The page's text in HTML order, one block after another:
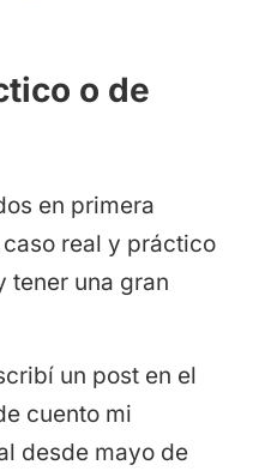
o de
en primera
real y práctico
tener una gran
un post en el
cuento mi
desde mayo de